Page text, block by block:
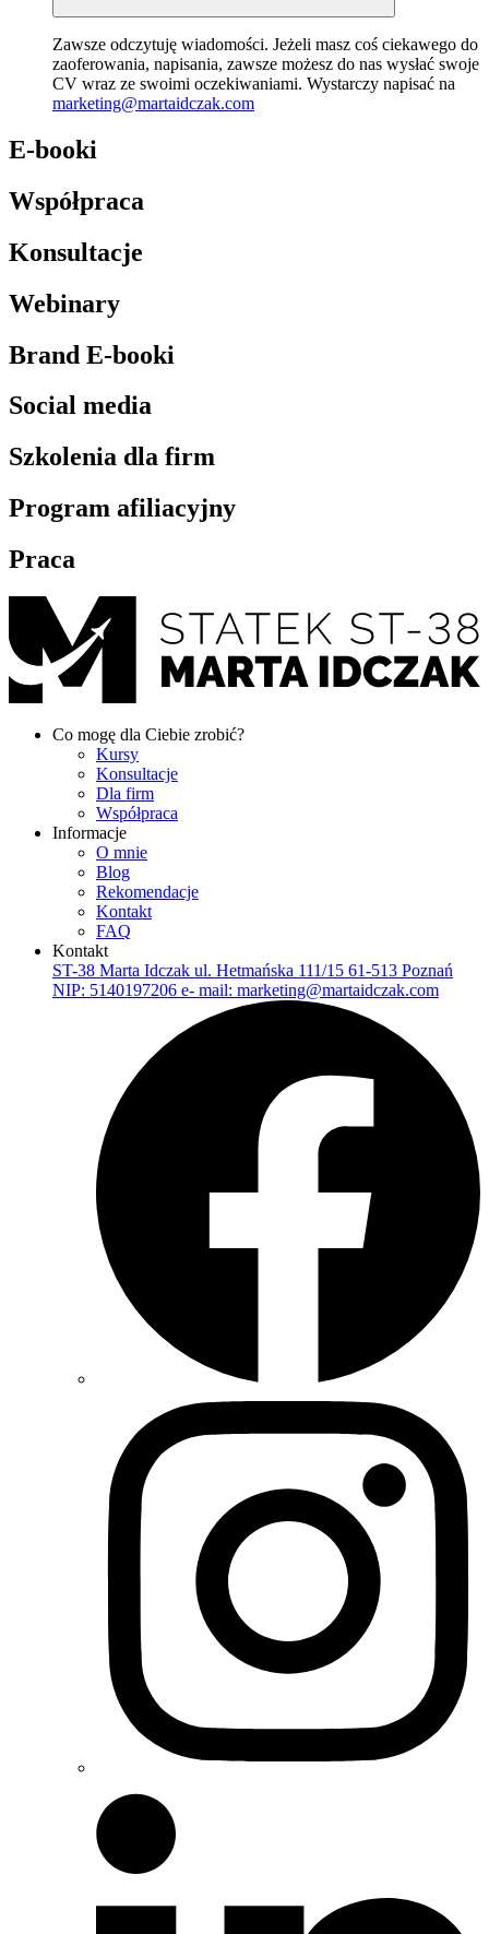
Zawsze odczytuję wiadomości. Jeżeli masz coś ciekawego do
zaoferowania, napisania, zawsze możesz do nas wysłać swoje
CV wraz ze swoimi oczekiwaniami. Wystarczy napisać na
marketing@martaidczak.com
E-booki
Współpraca
Konsultacje
Webinary
Brand E-booki
Social media
Szkolenia dla firm
Program afiliacyjny
Praca
Co mogę dla Ciebie zrobić?
Kursy
Konsultacje
Dla firm
Współpraca
Informacje
O mnie
Blog
Rekomendacje
Kontakt
FAQ
Kontakt
ST-38 Marta Idczak ul. Hetmańska 111/15 61-513 Poznań
NIP: 5140197206 e- mail: marketing@martaidczak.com